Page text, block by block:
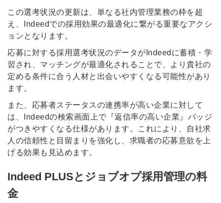
この選考状況の更新は、単なる社内管理業務の枠を超
え、Indeedでの採用効果の最適化に繋がる重要なアクシ
ョンとなります。
応募に対する採用選考状況のデータがIndeedに蓄積・学
習され、マッチングが最適化されることで、より貴社の
定める条件に合う人材と出会いやすくなる可能性があり
ます。
また、応募者ステータスの連携率が高い企業に対して
は、Indeedの検索画面上で『返信率の高い企業』バッジ
がつきやすくなる仕様があります。これにより、自社求
人の信頼性と目留まりを強化し、求職者の応募意欲を上
げる効果も見込めます。
Indeed PLUSとジョブオプ採用管理の料
金